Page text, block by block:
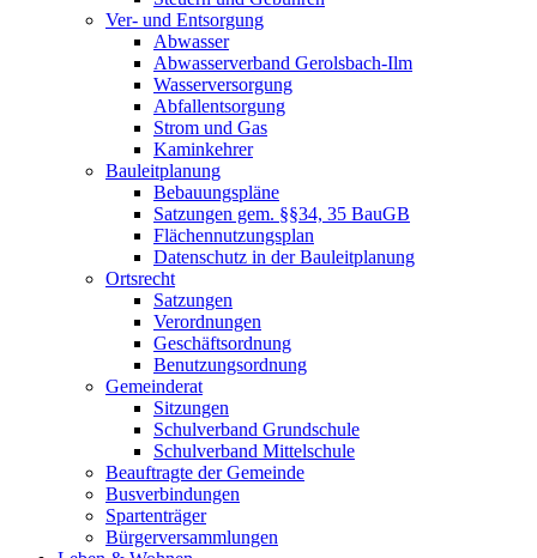
Ver- und Entsorgung
Abwasser
Abwasserverband Gerolsbach-Ilm
Wasserversorgung
Abfallentsorgung
Strom und Gas
Kaminkehrer
Bauleitplanung
Bebauungspläne
Satzungen gem. §§34, 35 BauGB
Flächennutzungsplan
Datenschutz in der Bauleitplanung
Ortsrecht
Satzungen
Verordnungen
Geschäftsordnung
Benutzungsordnung
Gemeinderat
Sitzungen
Schulverband Grundschule
Schulverband Mittelschule
Beauftragte der Gemeinde
Busverbindungen
Spartenträger
Bürgerversammlungen